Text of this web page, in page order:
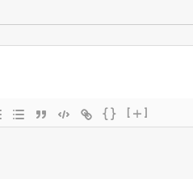
{} [+]